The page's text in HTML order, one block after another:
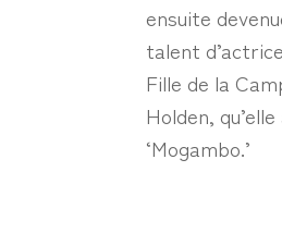
ensuite
talent
Fille de la
Holden,
‘Mogambo.’